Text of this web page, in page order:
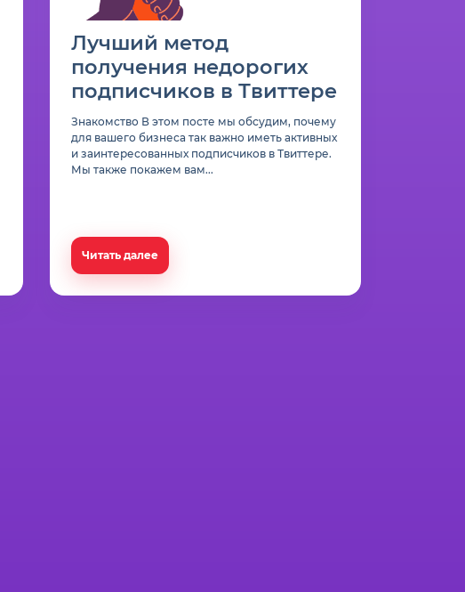
Лучший метод
получения недорогих
подписчиков в Твиттере
Знакомство В этом посте мы обсудим, почему
для вашего бизнеса так важно иметь активных
и заинтересованных подписчиков в Твиттере.
Мы также покажем вам...
Читать далее